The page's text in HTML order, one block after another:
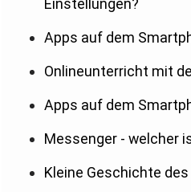
Einstellungen?
Apps auf dem
Onlineunterricht mit
Apps auf dem
Messenger - welcher
Kleine Geschichte